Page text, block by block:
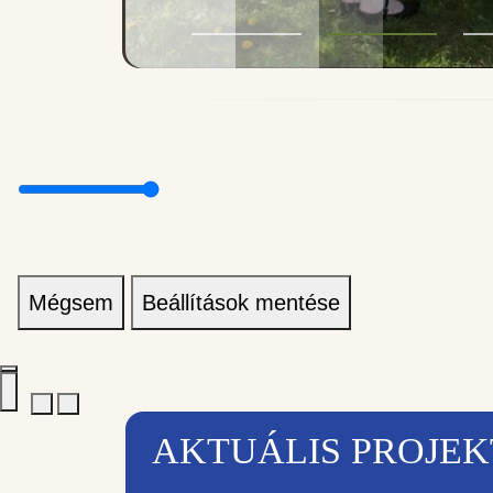
Mégsem Beállítások mentése
AKTUÁLIS